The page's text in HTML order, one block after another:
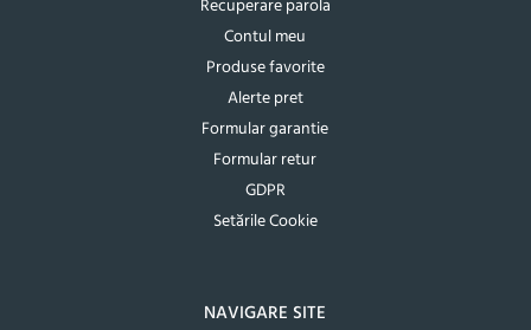
Recuperare parola
Contul meu
Produse favorite
Alerte pret
Formular garantie
Formular retur
GDPR
Setările Cookie
NAVIGARE SITE